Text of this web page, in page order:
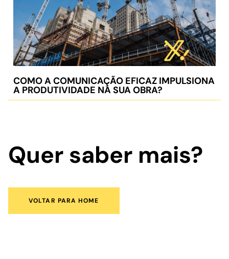
COMO A COMUNICAÇÃO EFICAZ IMPULSIONA
A PRODUTIVIDADE NA SUA OBRA?
Quer saber mais?
VOLTAR PARA HOME